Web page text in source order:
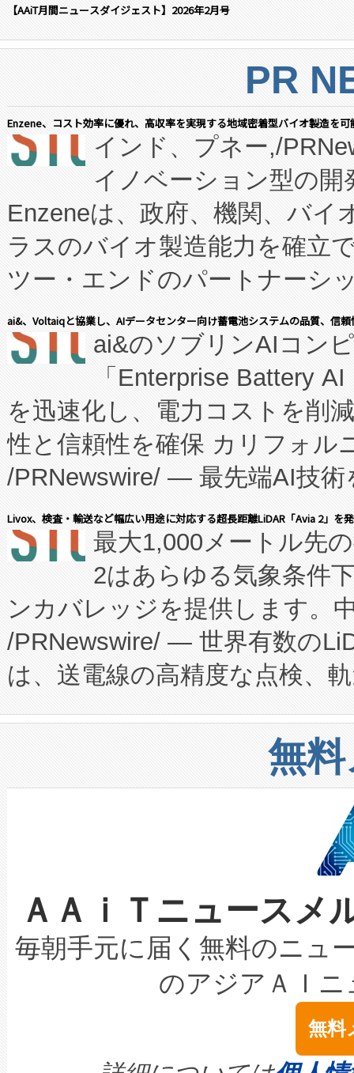
【AAiT月間ニュースダイジェスト】2026年2月号
PR
Enzene、コスト効率に優れ、高収率を実現する地域密着型バイオ製造を
インド、プネー,/
イノベーション型の
Enzeneは、政府、機関、バイ
ラスのバイオ製造能力を確立
ツー・エンドのパートナーシ
表しました。 同社の実績ある
manufacturing™ (FCCM™) プ
たNeXは、バイオ医薬品製造
従来のフェッドバッチ施設の
に、患者やサプライチェーン
キー方式で拡張性が高く、持
す。FCCM‑を活用した現地生
患者にとっての費用負担を大
のアクセスを大幅に拡大する
Fully-Connected Continuous
プログラムには、施設設計・
に関する技術移転および知的
構造化トレーニングカリキュ
上げおよび商用化段階におけ
設備整備および立ち上げ調整
加組織は、Enzeneのバイオ
選定された製品について、自
取得できる可能性もあります
設には、3億～4億ドルかか
最高経営責任者（CEO）であ
す。「当社のfully-connected
ームを利用すれば、6,000万
きます。この効率性は、フェ
ai&、Voltaiqと協業し、AIデータセンター向け蓄電池システムの品質、信
ai&のソブリンAIコン
「Enterprise Battery
を迅速化し、電力コストを削
性と信頼性を確保 カリフォル
/PRNewswire/ — 最先端AI技術
会社エーアイ・アンド：本社
President原信平）と、エンタ
ードするVoltaiqは、日本にあ
ーエネルギー貯蔵システム（
た。 Voltaiq独自のAI搭載プラ
定、統合、導入、運用に至る
安全性を追跡し、確保する事
増加しているデータセンター
る電力網に大きな負担をかけ
事業者の負担軽減という課題
系統連系を迅速にし、ピーク
限を超えて利用可能な電力容
持できるよう貢献します。こ
ービスレベル契約（SLA）違
テリー性能の劣化によるダウ
念は、現在データセンターが
ます。 Voltaiq provides a
Livox、検査・輸送など幅広い用途に対応する超長距離LiDAR「Avia 2」を
最大1,000メートル先
2はあらゆる気象条件
ンカバレッジを提供します。
/PRNewswire/ — 世界有数の
は、送電線の高精度な点検、
や穀物倉庫におけるバルク材
リューション「Avia 2」を発
したAvia 2は、1,000メート
狭視野のFOVを切り替えるこ
ケーブル、枝などの細かな対
なレーザースポットにより、
な環境下でも豊かなディテー
キロメートル範囲を検出
LiDAR for Inspections,
は1535 nmレーザーを搭載。
イズの小径化を実現すること
無
ＡＡｉＴニュース
毎朝手元に届く無料のニュ
のアジアＡＩ
無料